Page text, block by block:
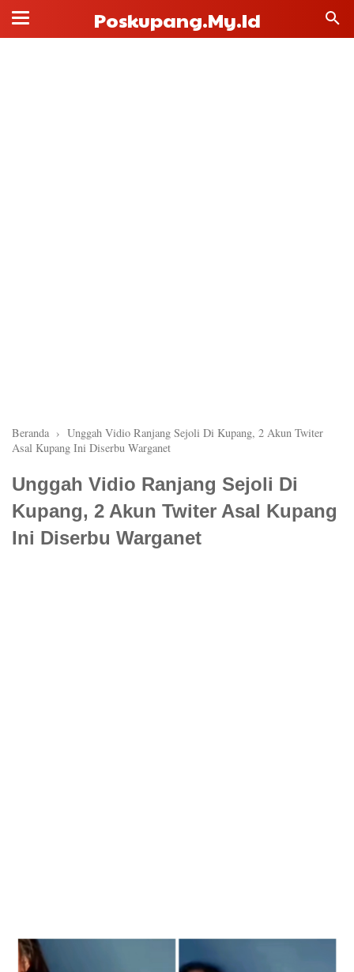
Poskupang.my.id
Beranda › Unggah Vidio Ranjang Sejoli Di Kupang, 2 Akun Twiter
Asal Kupang Ini Diserbu Warganet
Unggah Vidio Ranjang Sejoli Di
Kupang, 2 Akun Twiter Asal Kupang
Ini Diserbu Warganet